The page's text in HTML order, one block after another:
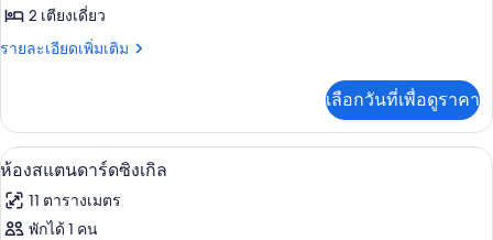
ห้อง
สแตนดาร์ด
2 เตียงเดี่ยว
รายละเอียดเพิ่มเติม
ราย
เกี่ยว
กับ
ห้อง
ทวิ
น
เลือกวันที่เพื่อดูราคา
เปิด
ภาพถ่าย
ทั้งหมด
ห้องสแตนดาร์ดซิงเกิล | ตู้นิรภัยในห้อ
4
ห้องสแตนดาร์ดซิงเกิล
11 ตารางเมตร
พักได้ 1 คน